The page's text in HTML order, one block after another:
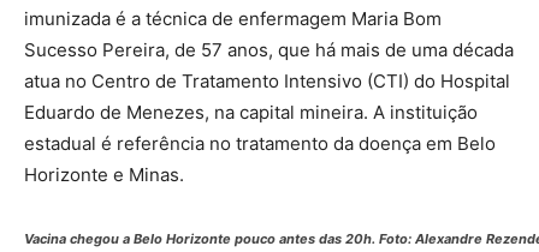
imunizada é a técnica de enfermagem Maria Bom
Sucesso Pereira, de 57 anos, que há mais de uma década
atua no Centro de Tratamento Intensivo (CTI) do Hospital
Eduardo de Menezes, na capital mineira. A instituição
estadual é referência no tratamento da doença em Belo
Horizonte e Minas.
Vacina chegou a Belo Horizonte pouco antes das 20h. Foto: Alexandre